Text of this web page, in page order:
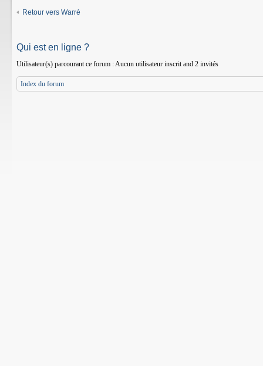
Retour vers Warré
Qui est en ligne ?
Utilisateur(s) parcourant ce forum : Aucun utilisateur inscrit and 2 invités
Index du forum